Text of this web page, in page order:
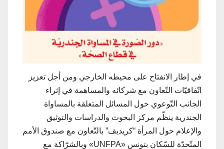
في إطار الانفتاح على محيطه الخارجي ومن أجل تعزيز
اتّفاقيّات التّعاون مع شركائه والمساهمة في إثراء
الجانب التّوعوي حول المسائل المتعلقة بالمساواة
الجندرية ينظّم مركز البحوث والدراسات والتوثيق
والإعلام حول المرأة “كريديف” بالتّعاون مع صندوق الأمم
المتّحدّة للسّكان بتونس «UNFPA» وبالشرّاكة مع